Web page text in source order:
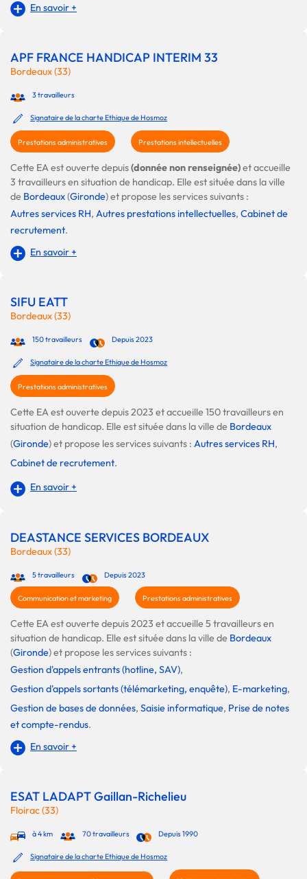
En savoir +
APF FRANCE HANDICAP INTERIM 33
Bordeaux (33)
3 travailleurs
Signataire de la charte Ethique de Hosmoz
Prestations administratives Prestations intellectuelles
Cette EA est ouverte depuis(donnée non renseignée)et accueille
3 travailleurs en situation de handicap. Elle est située dans la ville
de Bordeaux(Gironde) et propose les services suivants :
Autres services RH, Autres prestations intellectuelles, Cabinet de
recrutement.
En savoir +
SIFU EATT
Bordeaux (33)
150 travailleurs Depuis 2023
Signataire de la charte Ethique de Hosmoz
Prestations administratives
Cette EA est ouverte depuis 2023 et accueille 150 travailleurs en
situation de handicap. Elle est située dans la ville de Bordeaux
(Gironde) et propose les services suivants : Autres services RH,
Cabinet de recrutement.
En savoir +
DEASTANCE SERVICES BORDEAUX
Bordeaux (33)
5 travailleurs Depuis 2023
Communication et marketing Prestations administratives
Cette EA est ouverte depuis 2023 et accueille 5 travailleurs en
situation de handicap. Elle est située dans la ville de Bordeaux
(Gironde) et propose les services suivants :
Gestion d'appels entrants (hotline, SAV),
Gestion d'appels sortants (télémarketing, enquête), E-marketing,
Gestion de bases de données, Saisie informatique, Prise de notes
et compte-rendus.
En savoir +
ESAT LADAPT Gaillan-Richelieu
Floirac (33)
à 4 km 70 travailleurs Depuis 1990
Signataire de la charte Ethique de Hosmoz